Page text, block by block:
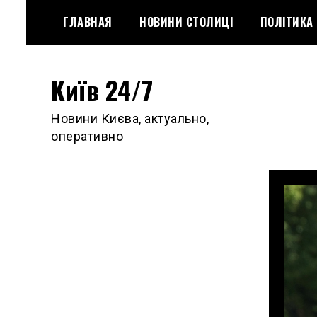
content
ГЛАВНАЯ НОВИНИ СТОЛИЦІ ПОЛІТИКА
Київ 24/7
Новини Києва, актуально,
оперативно